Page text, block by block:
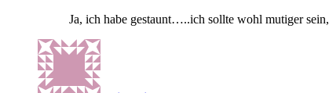
Ja, ich habe gestaunt…..ich sollte wohl mutiger